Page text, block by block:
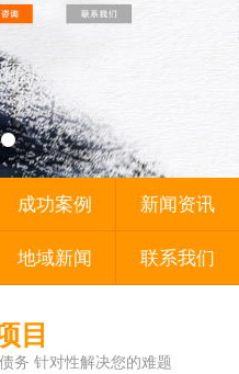
成功案例 新闻资讯
地域新闻 联系我们
目
务 针对性解决您的难题